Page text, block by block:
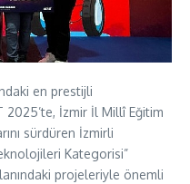
en prestijli
2025’te, İzmir İl Millî Eğitim
sürdüren İzmirli
Kategorisi”
projeleriyle önemli